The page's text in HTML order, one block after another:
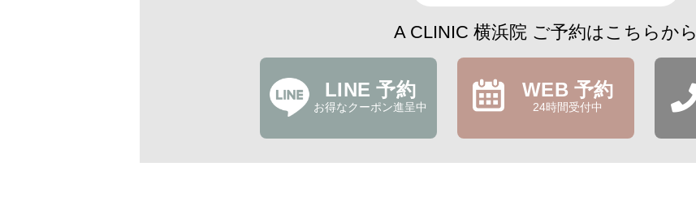
A CLINIC 横浜院 ご予約はこちらから
LINE 予約
お得なクーポン進呈中
WEB 予約
24時間受付中